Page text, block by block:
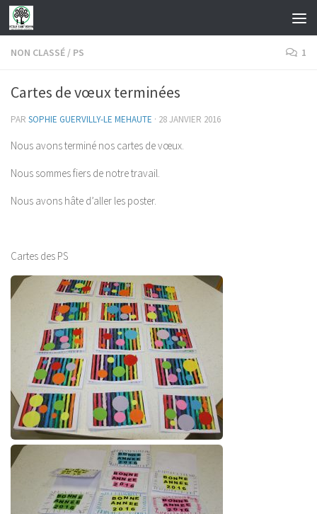
Skip to content
NON CLASSÉ / PS 1
Cartes de vœux terminées
PAR SOPHIE GUERVILLY-LE MEHAUTE · 28 JANVIER 2016
Nous avons terminé nos cartes de vœux.
Nous sommes fiers de notre travail.
Nous avons hâte d’aller les poster.
Cartes des PS